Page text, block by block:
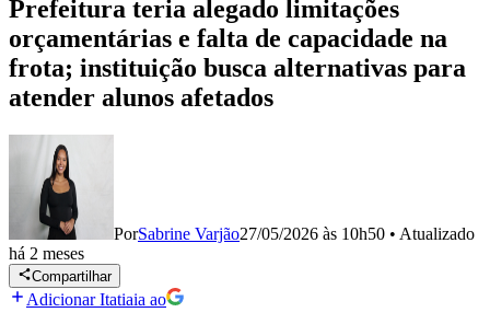
Prefeitura teria alegado limitações
orçamentárias e falta de capacidade na
frota; instituição busca alternativas para
atender alunos afetados
PorSabrine Varjão27/05/2026 às 10h50 • Atualizado
há 2 meses
Compartilhar
Adicionar Itatiaia ao